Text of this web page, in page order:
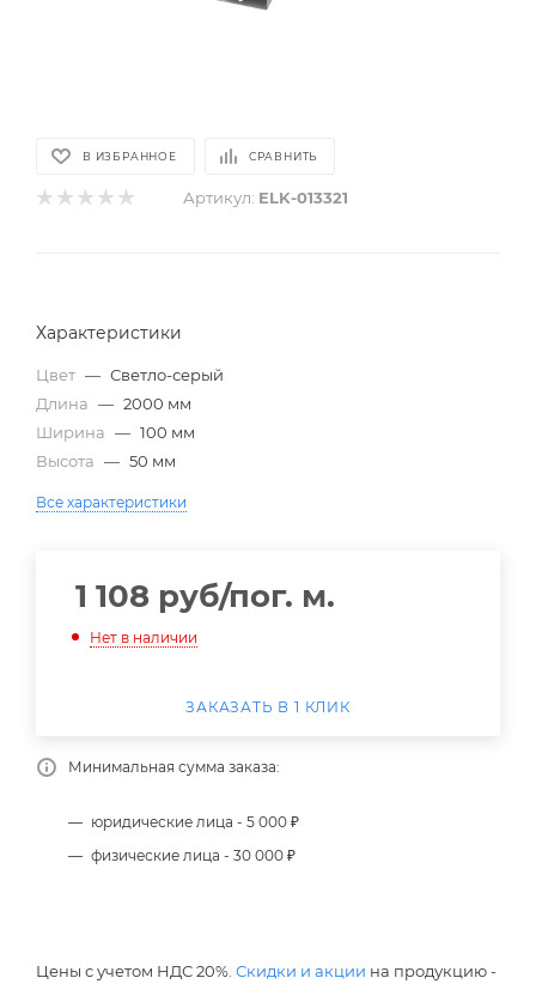
В ИЗБРАННОЕ СРАВНИТЬ
Артикул: ELK-013321
Характеристики
Цвет — Светло-серый
Длина — 2000 мм
Ширина — 100 мм
Высота — 50 мм
Все характеристики
1 108 руб/пог. м.
Нет в наличии
ЗАКАЗАТЬ В 1 КЛИК
Минимальная сумма заказа:
юридические лица - 5 000 ₽
физические лица - 30 000 ₽
Цены с учетом НДС 20%. Скидки и акции на продукцию -